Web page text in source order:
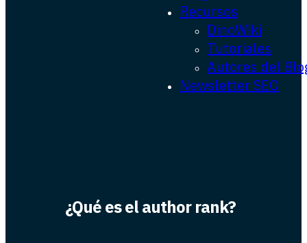
Recursos
DinoWiki
Tutoriales
Autores del
Newsletter SEO
¿Qué es el author rank?